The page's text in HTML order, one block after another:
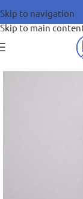
Skip to navigation
Skip to main